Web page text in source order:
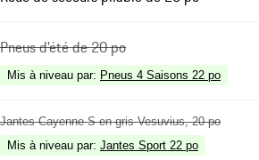
Pneus d'été de 20 po
Mis à niveau par: Pneus 4 Saisons 22 po
Jantes Cayenne S en gris Vesuvius, 20 po
Mis à niveau par: Jantes Sport 22 po